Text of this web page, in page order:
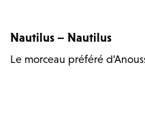
Nautilus – Nautilus
Le morceau préféré